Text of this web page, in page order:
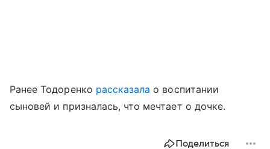
Ранее Тодоренко рассказала о воспитании
сыновей и призналась, что мечтает о дочке.
Поделиться